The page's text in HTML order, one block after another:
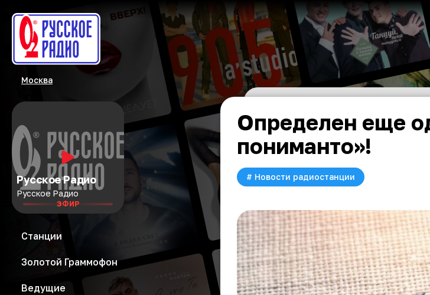
Москва
Русское Радио
Русское Радио
ЭФИР
Станции
Золотой Граммофон
Ведущие
Определен еще
пониманто»!
# Новости радиостанции